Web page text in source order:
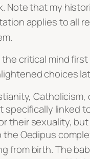
. Note that my
applies to all
.
the critical mind first
choices
Catholicism,
specifically linked
their sexuality,
the Oedipus
from birth. The